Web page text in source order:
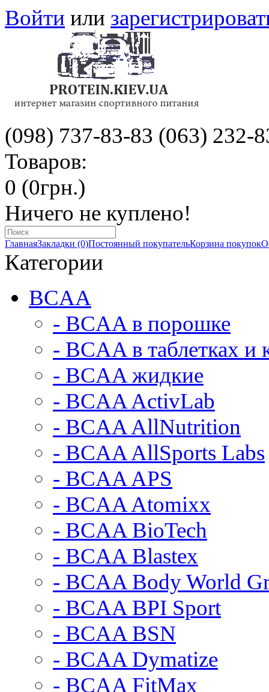
Войти или
(098) 737-83-83 (063) 232-
Товаров:
0 (0грн.)
Ничего не куплено!
ГлавнаяЗакладки (0)Постоянный покупательКорзина покупок
Категории
BCAA
- BCAA в порошке
- BCAA в таблетках и
- BCAA жидкие
- BCAA ActivLab
- BCAA AllNutrition
- BCAA AllSports Labs
- BCAA APS
- BCAA Atomixx
- BCAA BioTech
- BCAA Blastex
- BCAA Body World
- BCAA BPI Sport
- BCAA BSN
- BCAA Dymatize
- BCAA FitMax